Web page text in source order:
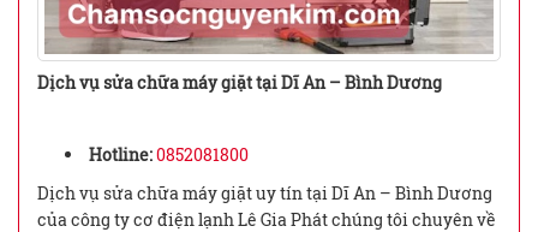
Dịch vụ sửa chữa máy giặt tại Dĩ An – Bình Dương
Hotline:0852081800
Dịch vụ sửa chữa máy giặt uy tín tại Dĩ An – Bình Dương
của công ty cơ điện lạnh Lê Gia Phát chúng tôi chuyên về